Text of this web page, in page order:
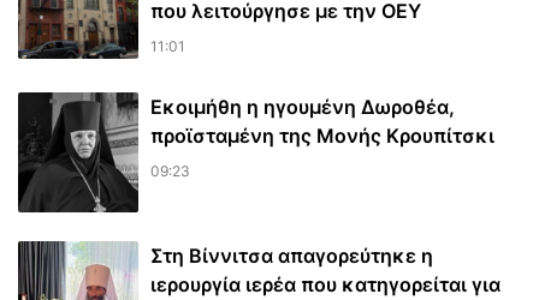
που λειτούργησε με την ΟΕΥ
11:01
Εκοιμήθη η ηγουμένη Δωροθέα,
προϊσταμένη της Μονής Κρουπίτσκι
09:23
Στη Βίννιτσα απαγορεύτηκε η
ιερουργία ιερέα που κατηγορείται για